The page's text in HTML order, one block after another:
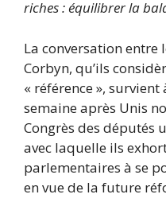
riches : équilibrer la
La conversation entre
Corbyn, qu’ils
« référence »,
semaine après Unis
Congrès des députés
avec laquelle ils
parlementaires à se
en vue de la future